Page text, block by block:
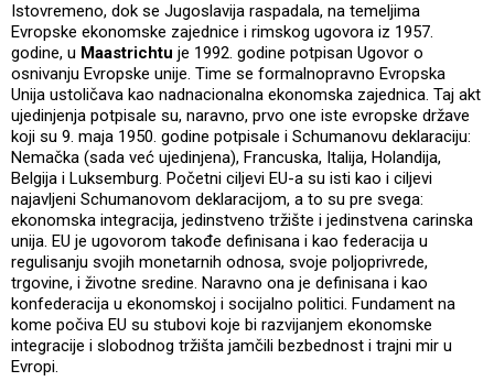
Istovremeno, dok se Jugoslavija raspadala, na temeljima
Evropske ekonomske zajednice i rimskog ugovora iz 1957.
godine, u Maastrichtu je 1992. godine potpisan Ugovor o
osnivanju Evropske unije. Time se formalnopravno Evropska
Unija ustoličava kao nadnacionalna ekonomska zajednica. Taj akt
ujedinjenja potpisale su, naravno, prvo one iste evropske države
koji su 9. maja 1950. godine potpisale i Schumanovu deklaraciju:
Nemačka (sada već ujedinjena), Francuska, Italija, Holandija,
Belgija i Luksemburg. Početni ciljevi EU-a su isti kao i ciljevi
najavljeni Schumanovom deklaracijom, a to su pre svega:
ekonomska integracija, jedinstveno tržište i jedinstvena carinska
unija. EU je ugovorom takođe definisana i kao federacija u
regulisanju svojih monetarnih odnosa, svoje poljoprivrede,
trgovine, i životne sredine. Naravno ona je definisana i kao
konfederacija u ekonomskoj i socijalno politici. Fundament na
kome počiva EU su stubovi koje bi razvijanjem ekonomske
integracije i slobodnog tržišta jamčili bezbednost i trajni mir u
Evropi.